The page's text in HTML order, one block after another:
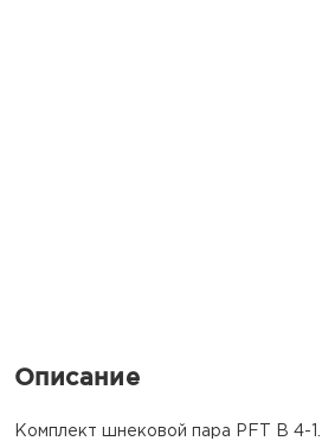
Описание
Комплект шнековой пара PFT B 4-